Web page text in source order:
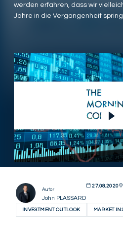
CONTEMPORARY ART
werden erfahren, dass wir
Jahre in die Vergangenheit
Video abspielen
Autor
John PLASSARD
27.08.2020
INVESTMENT OUTLOOK MARKET